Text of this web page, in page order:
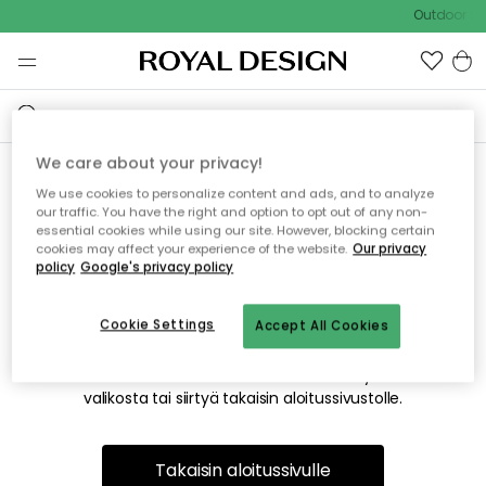
Outdoor
Emme valitettavasti löydä
etsimääsi sivua
Tämä voi johtua siitä, että sivua ei enää ole tai siitä, että se
on siirretty muualle. Pahoittelemme tästä mahdollisesti
valikosta tai siirtyä takaisin aloitussivustolle.
Takaisin aloitussivulle
We care about your privacy!
We use cookies to personalize content and ads, and to analyze
our traffic. You have the right and option to opt out of any non-
essential cookies while using our site. However, blocking certain
cookies may affect your experience of the website. Our privacy
policy Google's privacy policy
Accept All Cookies
Cookie Settings